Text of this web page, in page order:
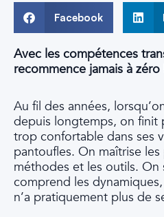
Facebook
Avec les compétences
recommence jamais à zéro
Au fil des années,
depuis longtemps, on finit
trop confortable dans ses
pantoufles. On maîtrise
méthodes et les outils. On
comprend les
n’a pratiquement plus de